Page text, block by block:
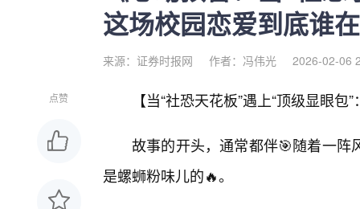
这场校园恋爱到底谁
来源：证券时报网 作者：冯伟光 2026-02-06
点赞 【当“社恐天花板”遇上“顶级显眼
故事的开头，通常都伴🎯随着一阵
是螺蛳粉味儿的🔥。